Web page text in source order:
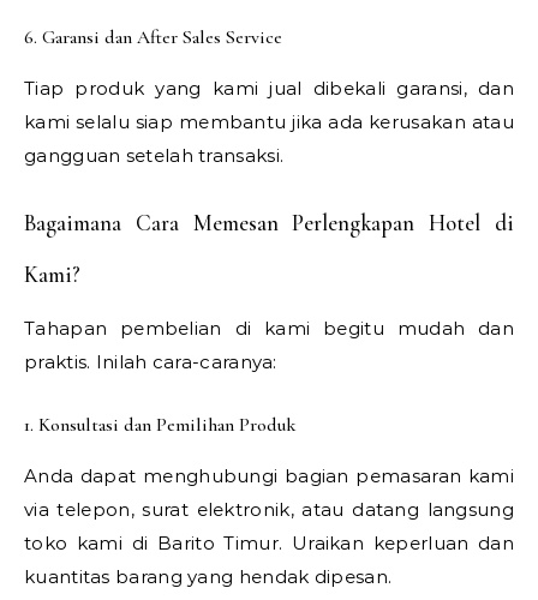
6. Garansi dan After Sales Service
Tiap produk yang kami jual dibekali garansi, dan
kami selalu siap membantu jika ada kerusakan atau
gangguan setelah transaksi.
Bagaimana Cara Memesan Perlengkapan Hotel di
Kami?
Tahapan pembelian di kami begitu mudah dan
praktis. Inilah cara-caranya:
1. Konsultasi dan Pemilihan Produk
Anda dapat menghubungi bagian pemasaran kami
via telepon, surat elektronik, atau datang langsung
toko kami di Barito Timur. Uraikan keperluan dan
kuantitas barang yang hendak dipesan.